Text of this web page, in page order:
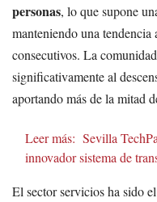
personas, lo que supone
manteniendo una tendencia
consecutivos. La
significativamente al
aportando más de la mitad
Leer más: Sevilla
innovador sistema de
El sector servicios ha sido